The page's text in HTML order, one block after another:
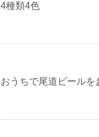
4種類4色
おうちで尾道ビール